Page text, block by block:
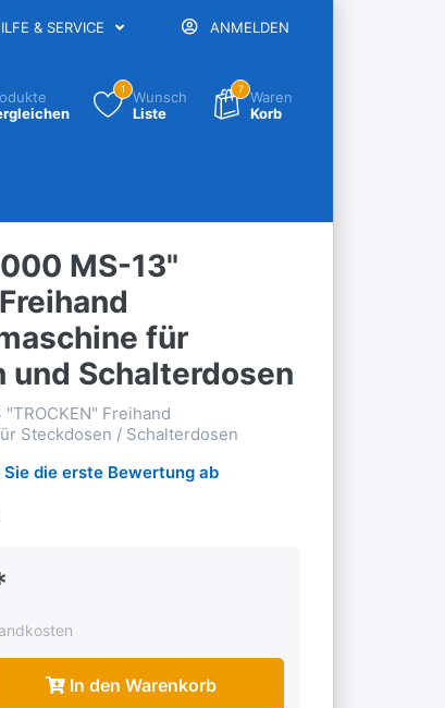
& SERVICE ANMELDEN
1
Wunsch
Liste
7 Waren
Korb
MS-13"
für
und Schalterdosen
Freihand
Steckdosen / Schalterdosen
Sie die erste Bewertung ab
In den Warenkorb